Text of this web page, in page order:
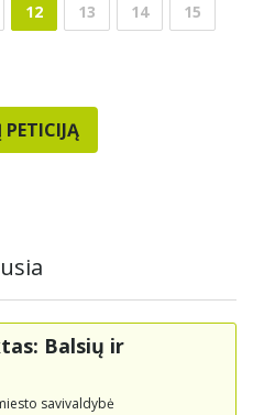
12 13 14 15
Balsių ir
savivaldybė